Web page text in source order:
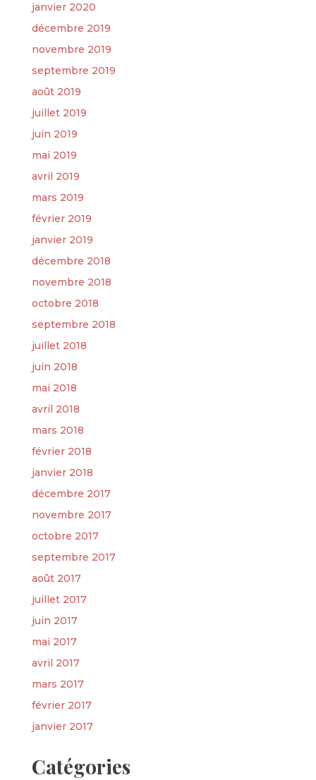
janvier 2020
décembre 2019
novembre 2019
septembre 2019
août 2019
juillet 2019
juin 2019
mai 2019
avril 2019
mars 2019
février 2019
janvier 2019
décembre 2018
novembre 2018
octobre 2018
septembre 2018
juillet 2018
juin 2018
mai 2018
avril 2018
mars 2018
février 2018
janvier 2018
décembre 2017
novembre 2017
octobre 2017
septembre 2017
août 2017
juillet 2017
juin 2017
mai 2017
avril 2017
mars 2017
février 2017
janvier 2017
Catégories